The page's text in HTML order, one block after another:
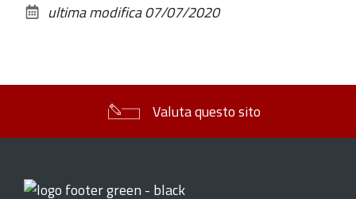
documento
ultima modifica07/07/2020
Valuta questo sito